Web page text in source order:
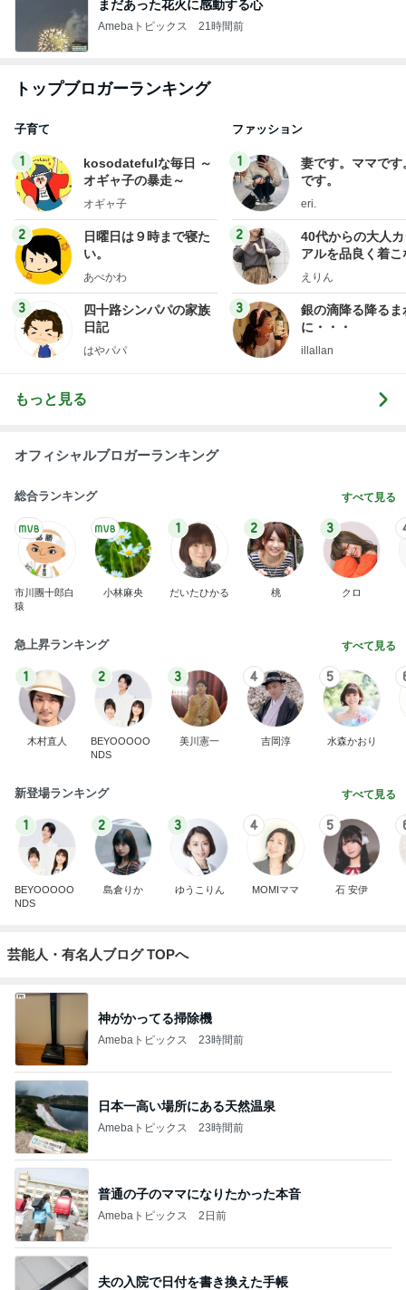
まだあった花火に感動する心
Amebaトピックス 21時間前
トップブロガーランキング
子育て
1
kosodatefulな毎日 ～
オギャ子の暴走～
オギャ子
2
日曜日は９時まで寝た
い。
あべかわ
3
四十路シンパパの家族
日記
はやパパ
ファッション
1
妻です。ママです
です。
eri.
2
40代からの大人
アルを品良く着こ
ファッションブロ
えりん
3
銀の滴降る降るま
に・・・
illallan
もっと見る
オフィシャルブロガーランキング
総合ランキング すべて見る
市川團十郎白
猿
小林麻央
1
だいたひかる
2
桃
3
クロ
急上昇ランキング すべて見る
1
木村直人
2
BEYOOOOO
NDS
3
美川憲一
4
吉岡淳
5
水森かおり
新登場ランキング すべて見る
1
BEYOOOOO
NDS
2
島倉りか
3
ゆうこりん
4
MOMIママ
5
石 安伊
芸能人・有名人ブログ TOPへ
神がかってる掃除機
Amebaトピックス 23時間前
日本一高い場所にある天然温泉
Amebaトピックス 23時間前
普通の子のママになりたかった本音
Amebaトピックス 2日前
夫の入院で日付を書き換えた手帳